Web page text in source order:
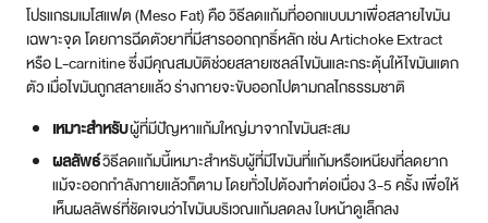
โปรแกรมเมโสแฟต (Meso Fat) คือ วิธีลดแก้มที่ออกแบบมาเพื่อสลายไขมัน
เฉพาะจุด โดยการฉีดตัวยาที่มีสารออกฤทธิ์หลัก เช่น Artichoke Extract
หรือ L-carnitine ซึ่งมีคุณสมบัติช่วยสลายเซลล์ไขมันและกระตุ้นให้ไขมันแตก
ตัว เมื่อไขมันถูกสลายแล้ว ร่างกายจะขับออกไปตามกลไกธรรมชาติ
เหมาะสำหรับผู้ที่มีปัญหาแก้มใหญ่มาจากไขมันสะสม
ผลลัพธ์วิธีลดแก้มนี้เหมาะสำหรับผู้ที่มีไขมันที่แก้มหรือเหนียงที่ลดยาก
แม้จะออกกำลังกายแล้วก็ตาม โดยทั่วไปต้องทำต่อเนื่อง 3-5 ครั้ง เพื่อให้
เห็นผลลัพธ์ที่ชัดเจนว่าไขมันบริเวณแก้มลดลง ใบหน้าดูเล็กลง